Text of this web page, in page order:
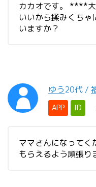
カカオです。 ****
いいから揉みくち
いますか？
ゆう20代 /
APP ID
ママさんになってく
もらえるよう頑張り